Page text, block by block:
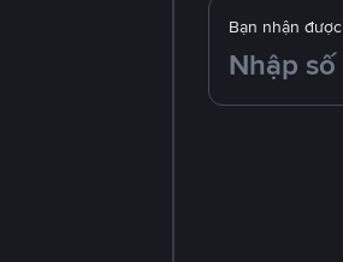
Bạn nhận được